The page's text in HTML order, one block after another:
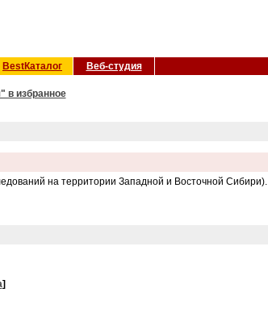
BestКаталог Веб-студия
в избранное
на территории Западной и Восточной Сибири).
]